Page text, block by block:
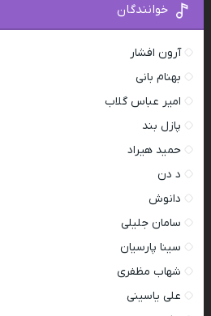
خوانندگان
آرون افشار
بهنام بانی
امیر عباس گلاب
پازل بند
حمید هیراد
د دن
دانوش
سامان جلیلی
سینا پارسیان
شهاب مظفری
علی یاسینی